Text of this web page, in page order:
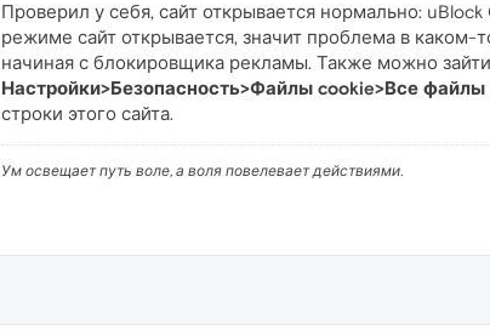
Проверил у себя, сайт открывается нормально:
режиме сайт открывается, значит проблема в
начиная с блокировщика рекламы. Также можно зайти
Настройки>Безопасность>Файлы cookie>Все файлы
строки этого сайта.
Ум освещает путь воле, а воля повелевает действиями.